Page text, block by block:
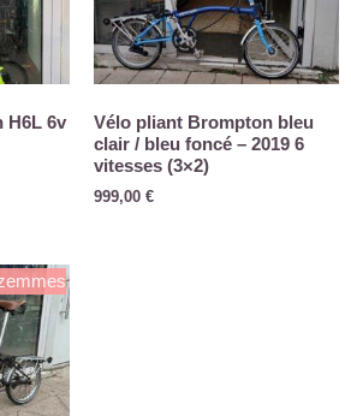
H6L 6v
Vélo pliant Brompton bleu
clair / bleu foncé – 2019 6
vitesses (3×2)
999,00 €